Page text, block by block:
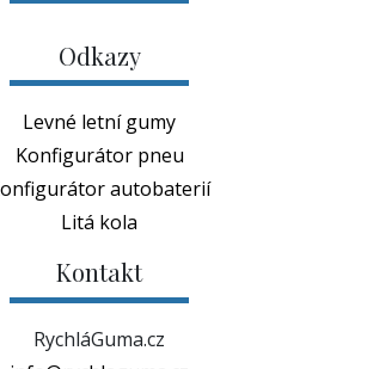
Levné letní gumy
Konfigurátor autobaterií
Litá kola
Kontakt
RychláGuma.cz
VydáváWrite.cz, s.r.o.